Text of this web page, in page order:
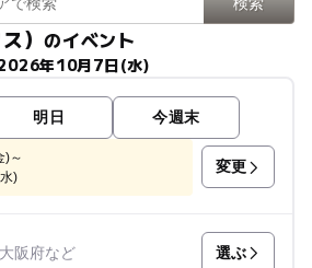
）のイベント
年10月7日(水)
明日 今週末
)～
)
変更
阪府など 選ぶ